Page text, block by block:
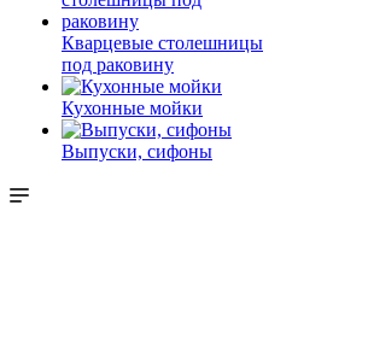
Кварцевые столешницы
под раковину
Кухонные мойки
Выпуски, сифоны